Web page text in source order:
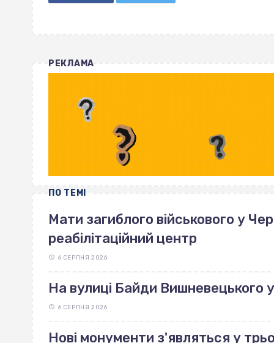
РЕКЛАМА
ПО ТЕМІ
Мати загиблого військового у
реабілітаційний центр
6 СЕРПНЯ 2026
На вулиці Байди Вишневецького
6 СЕРПНЯ 2026
Нові монументи з'являться у